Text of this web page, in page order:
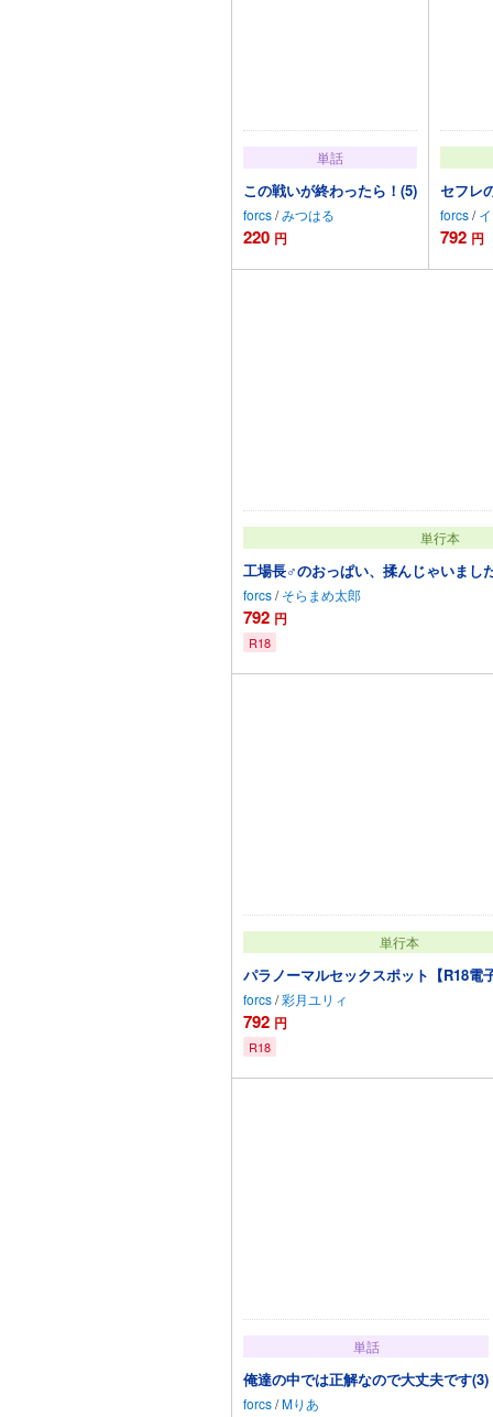
単話
この戦いが終わったら！(5)
forcs/みつはる
220 円
セフレ
forcs/
792 円
単行本
工場長♂のおっぱい、揉んじゃいまし
forcs/ そらまめ太郎
792 円
R18
単行本
パラノーマルセックスポット【R18電
forcs/彩月ユリィ
792 円
R18
単話
俺達の中では正解なので大丈夫です(3)
forcs/Mりあ